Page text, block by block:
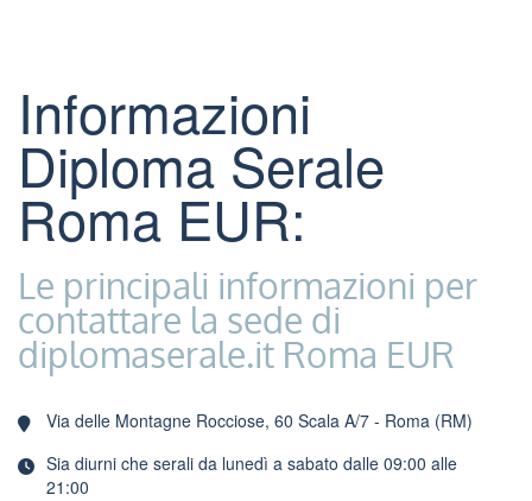
Informazioni
Diploma Serale
Roma EUR:
Le principali informazioni per
contattare la sede di
diplomaserale.it Roma EUR
Via delle Montagne Rocciose, 60 Scala A/7 - Roma (RM)
Sia diurni che serali da lunedì a sabato dalle 09:00 alle
21:00